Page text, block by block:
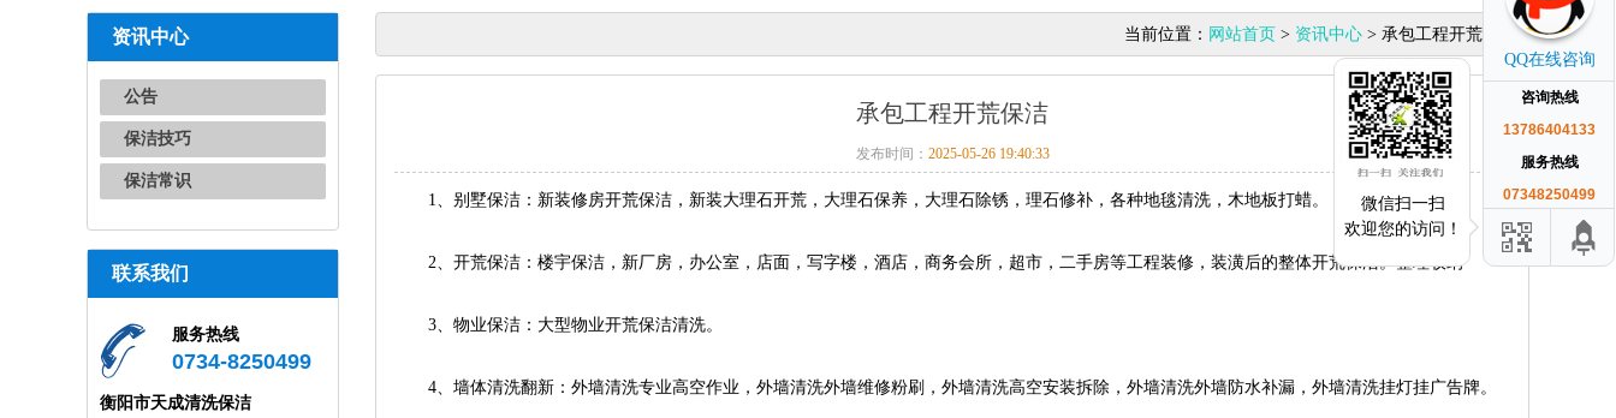
资讯中心
公告
保洁技巧
保洁常识
联系我们
服务热线
0734-8250499
衡阳市天成清洗保洁
当前位置： 网站首页 > 资讯中心 > 承包工程开荒保洁
承包工程开荒保洁
发布时间： 2025-05-26 19:40:33
1、别墅保洁：新装修房开荒保洁，新装大理石开荒，大理石保养，大理石除锈，理石修补，各种地毯清洗，木地板打蜡。
2、开荒保洁：楼宇保洁，新厂房，办公室，店面，写字楼，酒店，商务会所，超市，二手房等工程装修，装潢后的整体开荒保洁。整理收纳
3、物业保洁：大型物业开荒保洁清洗。
4、墙体清洗翻新：外墙清洗专业高空作业，外墙清洗外墙维修粉刷，外墙清洗高空安装拆除，外墙清洗外墙防水补漏，外墙清洗挂灯挂广告牌。
QQ在线咨询
咨询热线
13786404133
服务热线
07348250499
微信扫一扫
欢迎您的访问！